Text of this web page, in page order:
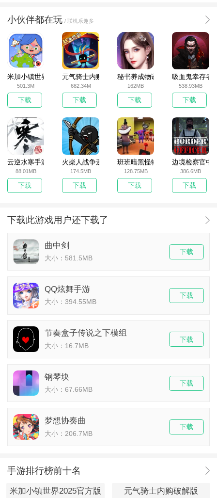
小伙伴都在玩 / 联机乐趣多
米加小镇世界2025官方版
501.3M
下载
元气骑士内购破解版
682.34M
下载
秘书养成物语
162MB
下载
吸血鬼幸存者
538.93MB
下载
云逆水寒手游
88.01MB
下载
火柴人战争遗产无敌版
174.5MB
下载
班班暗黑怪物生存挑战5
128.75MB
下载
边境检察官中
386.6MB
下载
下载此游戏用户还下载了
曲中剑
大小：581.5MB
下载
QQ炫舞手游
大小：394.55MB
下载
节奏盒子传说之下模组
大小：16.7MB
下载
钢琴块
大小：67.66MB
下载
梦想协奏曲
大小：206.7MB
下载
手游排行榜前十名
米加小镇世界2025官方版 元气骑士内购破解版